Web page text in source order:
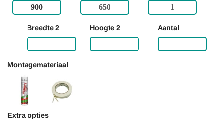
Breedte 2 Hoogte 2 Aantal
Montagemateriaal
Extra opties